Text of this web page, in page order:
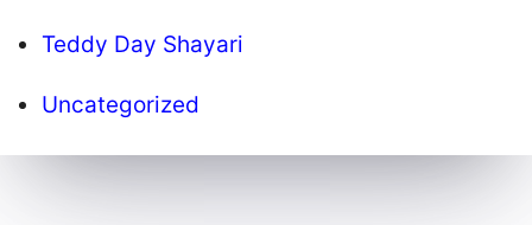
Teddy Day Shayari
Uncategorized